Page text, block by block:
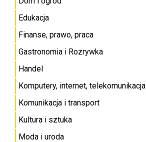
Edukacja
Finanse, prawo, praca
Gastronomia i Rozrywka
Handel
Komputery, internet, telekomunikacja
Komunikacja i transport
Kultura i sztuka
Moda i uroda